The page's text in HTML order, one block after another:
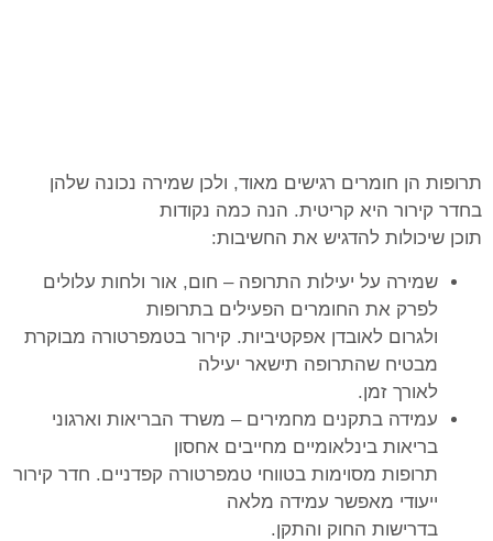
תרופות הן חומרים רגישים מאוד, ולכן שמירה נכונה שלהן
בחדר קירור היא קריטית. הנה כמה נקודות
תוכן שיכולות להדגיש את החשיבות:
שמירה על יעילות התרופה – חום, אור ולחות עלולים
לפרק את החומרים הפעילים בתרופות
ולגרום לאובדן אפקטיביות. קירור בטמפרטורה מבוקרת
מבטיח שהתרופה תישאר יעילה
לאורך זמן.
עמידה בתקנים מחמירים – משרד הבריאות וארגוני
בריאות בינלאומיים מחייבים אחסון
תרופות מסוימות בטווחי טמפרטורה קפדניים. חדר קירור
ייעודי מאפשר עמידה מלאה
בדרישות החוק והתקן.